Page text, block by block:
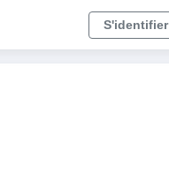
S'identifier